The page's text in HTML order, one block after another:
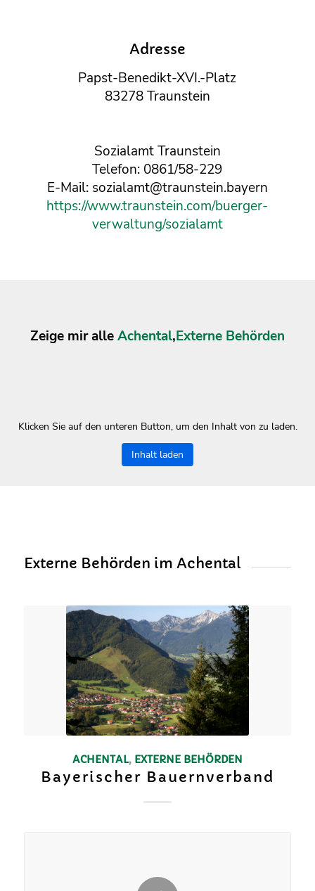
Adresse
Papst-Benedikt-XVI.-Platz
83278 Traunstein
Sozialamt Traunstein
Telefon: 0861/58-229
E-Mail: sozialamt@traunstein.bayern
https://www.traunstein.com/buerger-
verwaltung/sozialamt
Zeige mir alleAchental,Externe Behörden
Klicken Sie auf den unteren Button, um den Inhalt von zu laden.
Inhalt laden
Externe Behörden im Achental
ACHENTAL, EXTERNE BEHÖRDEN
Bayerischer Bauernverband